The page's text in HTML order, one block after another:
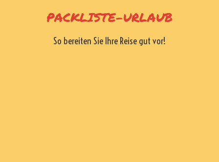
PACKLISTE-URLAUB
So bereiten Sie Ihre Reise gut vor!